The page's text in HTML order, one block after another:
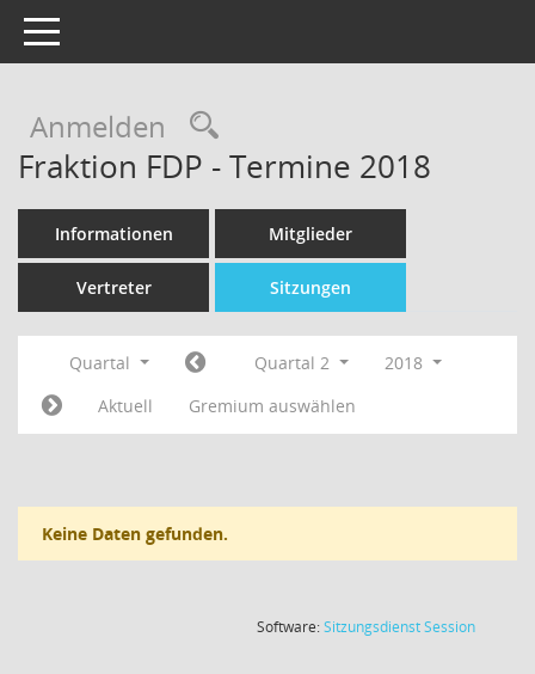
Toggle navigation
Anmelden Rechercheauswahl
Fraktion FDP - Termine 2018
Informationen Mitglieder
Vertreter Sitzungen
Quartal Quartal 2
2018
Aktuell
Gremium auswählen
Keine Daten gefunden.
Software:SitzungsdienstSession(Wird in